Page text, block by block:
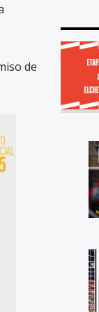
de